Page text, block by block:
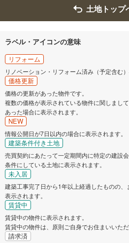
土地トップ
ラベル・アイコンの意味
リフォーム
リノベーション・リフォーム済み（予定含む
価格更新
価格の更新があった物件です。
複数の価格が表示されている物件に関しまし
あった場合に表示されます。
NEW
情報公開日が7日以内の場合に表示されます。
建築条件付き土地
売買契約にあたって一定期間内に特定の建設
条件にしている土地に表示されます。
未入居
建築工事完了日から1年以上経過したものの
表示されます。
賃貸中
賃貸中の物件に表示されます。
賃貸中の物件は、原則ご自身でお住まいいただ
請求済